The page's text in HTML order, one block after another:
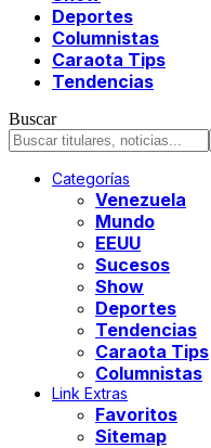
Deportes
Columnistas
Caraota Tips
Tendencias
Buscar
Categorías
Venezuela
Mundo
EEUU
Sucesos
Show
Deportes
Tendencias
Caraota Tips
Columnistas
Link Extras
Favoritos
Sitemap